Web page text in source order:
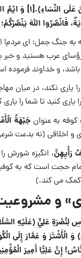
النِّسَاءِ﴾.[1]
وَ ايْمُ
فَانْصُرُوا اللَّهَ يَنْصُرْكُمْ؛
جمل: ای مردم!
رؤسای عرب هستید و
و خداوند فرموده
نکند، در میان
کنید تا شما را یاری
به عنوان جَبْهَةُ
(نه بدعت
رَأْيِهِنَّ، انگیزه شورش
حجت است که به
می کند.)
و
لِنُصْرَةِ عَلِيٍّ (عَلَيْهِ
الْأَشْتَرَ وَ عَمَّارَ إِلَى
إِنَّ عَلِيًّا أَمِيرَ